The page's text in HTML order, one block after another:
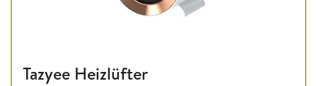
Tazyee Heizlüfter